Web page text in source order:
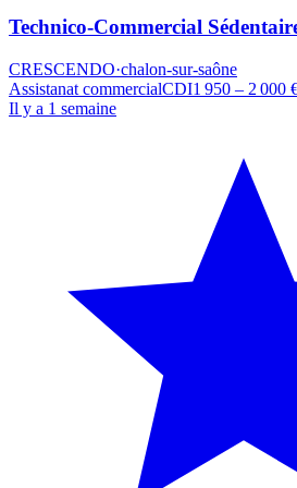
Technico-Commercial
CRESCENDO·chalon-sur-saône
Assistanat commercialCDI1 950 – 2 000
Il y a 1 semaine